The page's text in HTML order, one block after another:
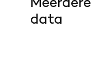
Meerdere
data